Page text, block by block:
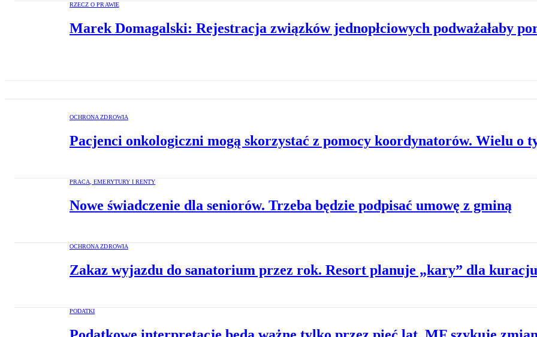
RZECZ O PRAWIE
Marek Domagalski: Rejestracja związków jednopłciowych podważałaby
OCHRONA ZDROWIA
Pacjenci onkologiczni mogą skorzystać z pomocy koordynatorów. Wielu o
PRACA, EMERYTURY I RENTY
Nowe świadczenie dla seniorów. Trzeba będzie podpisać umowę z gminą
OCHRONA ZDROWIA
Zakaz wyjazdu do sanatorium przez rok. Resort planuje „kary” dla
PODATKI